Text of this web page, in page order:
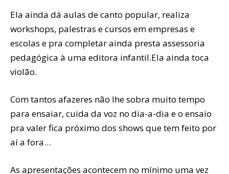
Ela ainda dá aulas de canto popular, realiza
workshops, palestras e cursos em empresas e
escolas e pra completar ainda presta assessoria
pedagógica à uma editora infantil.Ela ainda toca
violão.
Com tantos afazeres não lhe sobra muito tempo
para ensaiar, cuida da voz no dia-a-dia e o ensaio
pra valer fica próximo dos shows que tem feito por
aí a fora…
As apresentações acontecem no mínimo uma vez